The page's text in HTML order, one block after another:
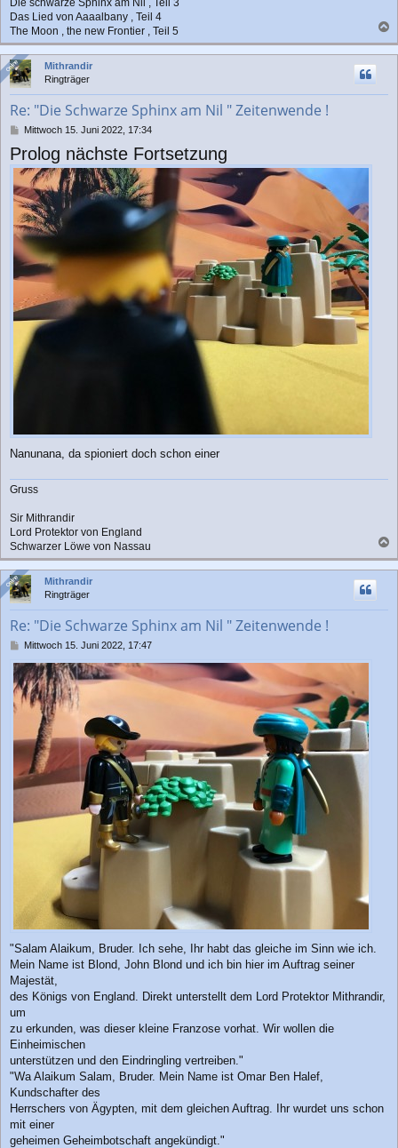
Die schwarze Sphinx am Nil , Teil 3
Das Lied von Aaaalbany , Teil 4
The Moon , the new Frontier , Teil 5
a
c
Mithrandir
Ringträger
Re: "Die Schwarze Sphinx am Nil " Zeitenwende !
B
i
t
a
g
Mittwoch 15. Juni 2022, 17:34
Prolog nächste Fortsetzung
Nanunana, da spioniert doch schon einer
Gruss
Sir Mithrandir
Lord Protektor von England
Schwarzer Löwe von Nassau
a
c
Online
Online
Mithrandir
Ringträger
Re: "Die Schwarze Sphinx am Nil " Zeitenwende !
B
t
r
Mittwoch 15. Juni 2022, 17:47
"Salam Alaikum, Bruder. Ich sehe, Ihr habt das gleiche im Sinn wie ich.
Mein Name ist Blond, John Blond und ich bin hier im Auftrag seiner
Majestät,
des Königs von England. Direkt unterstellt dem Lord Protektor Mithrandir,
um
zu erkunden, was dieser kleine Franzose vorhat. Wir wollen die
Einheimischen
unterstützen und den Eindringling vertreiben."
"Wa Alaikum Salam, Bruder. Mein Name ist Omar Ben Halef,
Kundschafter des
Herrschers von Ägypten, mit dem gleichen Auftrag. Ihr wurdet uns schon
mit einer
geheimen Geheimbotschaft angekündigt."
Online
Online